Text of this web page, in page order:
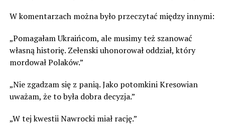
W komentarzach można było przeczytać między innymi:
„Pomagałam Ukraińcom, ale musimy też szanować
własną historię. Zełenski uhonorował oddział, który
mordował Polaków.”
„Nie zgadzam się z panią. Jako potomkini Kresowian
uważam, że to była dobra decyzja.”
„W tej kwestii Nawrocki miał rację.”